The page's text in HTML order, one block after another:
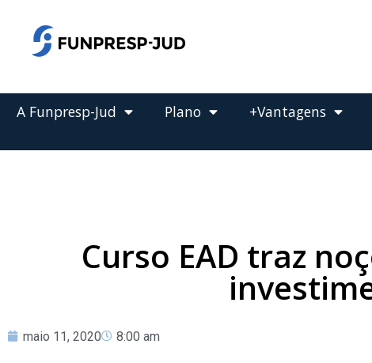
Pular
conteúdo
A Funpresp-Jud Plano +Vantagens
Curso EAD traz
maio 11, 2020 8:00 am